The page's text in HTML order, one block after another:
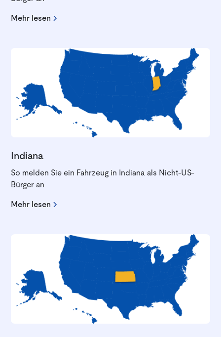
Mehr lesen
Indiana
So melden Sie ein Fahrzeug in Indiana als Nicht-US-
Bürger an
Mehr lesen